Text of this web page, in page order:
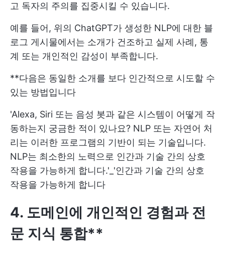
고 독자의 주의를 집중시킬 수 있습니다.
예를 들어, 위의 ChatGPT가 생성한 NLP에 대한 블
로그 게시물에서는 소개가 건조하고 실제 사례, 통
계 또는 개인적인 감성이 부족합니다.
**다음은 동일한 소개를 보다 인간적으로 시도할 수
있는 방법입니다
'Alexa, Siri 또는 음성 봇과 같은 시스템이 어떻게 작
동하는지 궁금한 적이 있나요? NLP 또는 자연어 처
리는 이러한 프로그램의 기반이 되는 기술입니다.
NLP는 최소한의 노력으로 인간과 기술 간의 상호
작용을 가능하게 합니다.'_'인간과 기술 간의 상호
작용을 가능하게 합니다
4. 도메인에 개인적인 경험과 전
문 지식 통합**